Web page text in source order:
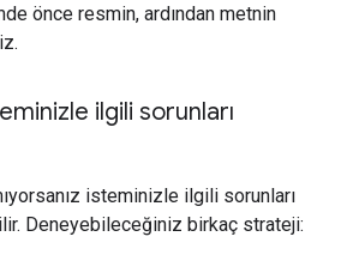
önce resmin, ardından metnin
ilgili sorunları
isteminizle ilgili sorunları
Deneyebileceğiniz birkaç strateji: